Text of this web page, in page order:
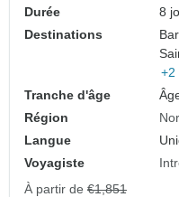
Durée
8
Destinations
+2
Tranche d'âge
Région
Langue
Voyagiste
À partir de €1,851